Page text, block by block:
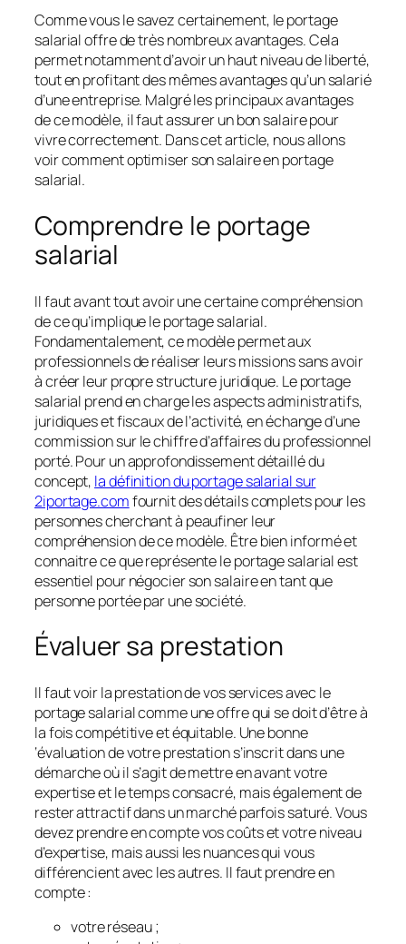
Comme vous le savez certainement, le portage
salarial offre de très nombreux avantages. Cela
permet notamment d’avoir un haut niveau de liberté,
tout en profitant des mêmes avantages qu’un salarié
d’une entreprise. Malgré les principaux avantages
de ce modèle, il faut assurer un bon salaire pour
vivre correctement. Dans cet article, nous allons
voir comment optimiser son salaire en portage
salarial.
Comprendre le portage
salarial
Il faut avant tout avoir une certaine compréhension
de ce qu’implique le portage salarial.
Fondamentalement, ce modèle permet aux
professionnels de réaliser leurs missions sans avoir
à créer leur propre structure juridique. Le portage
salarial prend en charge les aspects administratifs,
juridiques et fiscaux de l’activité, en échange d’une
commission sur le chiffre d’affaires du professionnel
porté. Pour un approfondissement détaillé du
concept, la définition du portage salarial sur
2iportage.comfournit des détails complets pour les
personnes cherchant à peaufiner leur
compréhension de ce modèle. Être bien informé et
connaitre ce que représente le portage salarial est
essentiel pour négocier son salaire en tant que
personne portée par une société.
Évaluer sa prestation
Il faut voir la prestation de vos services avec le
portage salarial comme une offre qui se doit d’être à
la fois compétitive et équitable. Une bonne
‘évaluation de votre prestation s’inscrit dans une
démarche où il s’agit de mettre en avant votre
expertise et le temps consacré, mais également de
rester attractif dans un marché parfois saturé. Vous
devez prendre en compte vos coûts et votre niveau
d’expertise, mais aussi les nuances qui vous
différencient avec les autres. Il faut prendre en
compte :
votre réseau ;